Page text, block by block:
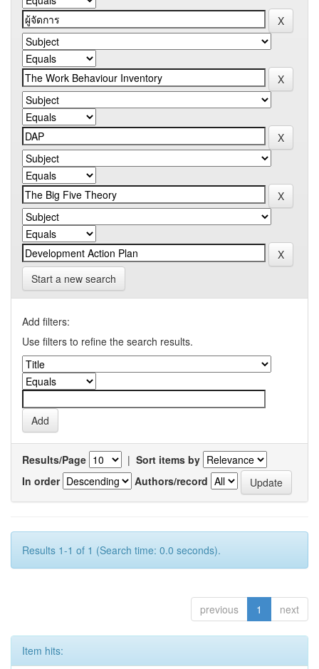
Start a new search
Add filters:
Use filters to refine the search results.
Results/Page | Sort items by
In order
Authors/record
Results 1-1 of 1 (Search time: 0.0 seconds).
previous 1 next
Item hits: